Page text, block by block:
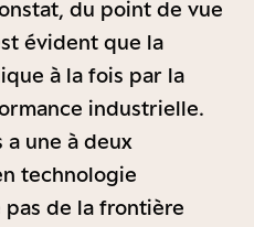
du point de vue
évident que la
à la fois par la
industrielle.
a une à deux
technologie
de la frontière